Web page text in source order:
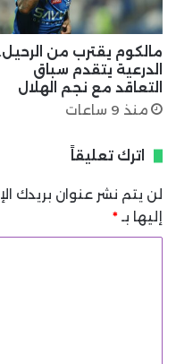
مالكوم يقترب من
الدرعية يتقدم سباق
التعاقد مع نجم الهلال
منذ 9 ساعات
اترك تعليقاً
لن يتم نشر عنوان بريدك
إليها بـ *